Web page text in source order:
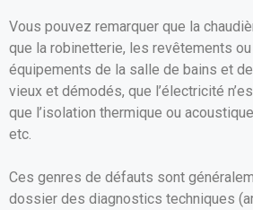
Vous pouvez remarquer que la
que la robinetterie, les revêtements
équipements de la salle de bains et
vieux et démodés, que l’électricité
que l’isolation thermique ou
etc.
Ces genres de défauts sont
dossier des diagnostics techniques